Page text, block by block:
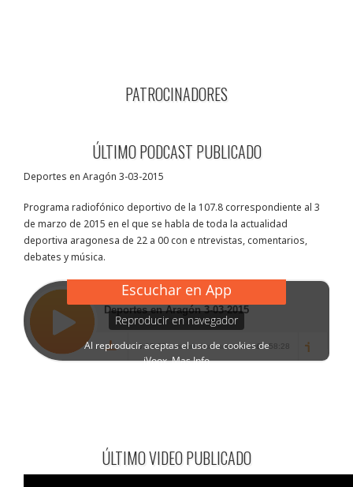
PATROCINADORES
ÚLTIMO PODCAST PUBLICADO
Deportes en Aragón 3-03-2015
Programa radiofónico deportivo de la 107.8 correspondiente al 3
de marzo de 2015 en el que se habla de toda la actualidad
deportiva aragonesa de 22 a 00 con e ntrevistas, comentarios,
debates y música.
ÚLTIMO VIDEO PUBLICADO